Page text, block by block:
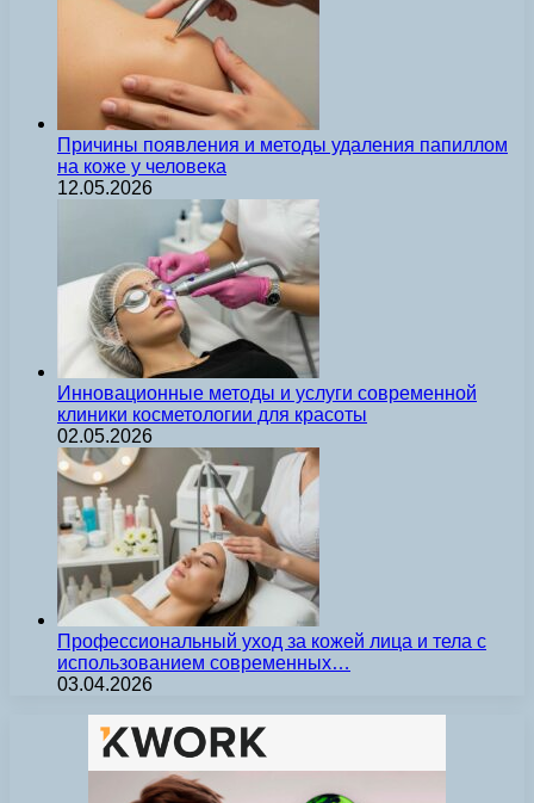
Причины появления и методы удаления папиллом
на коже у человека
12.05.2026
Инновационные методы и услуги современной
клиники косметологии для красоты
02.05.2026
Профессиональный уход за кожей лица и тела с
использованием современных…
03.04.2026